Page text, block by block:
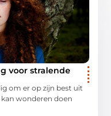
voor stralende
om er op zijn best uit
wonderen doen